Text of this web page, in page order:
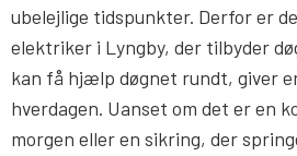
ubelejlige tidspunkter. Derfor er
elektriker i Lyngby, der tilbyder
kan få hjælp døgnet rundt, giver
hverdagen. Uanset om det er en
morgen eller en sikring, der